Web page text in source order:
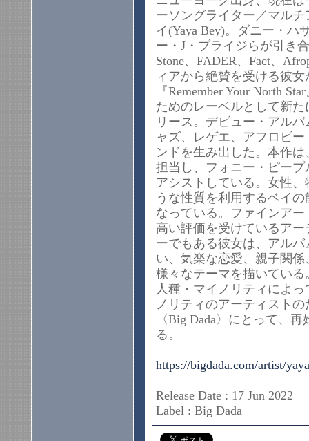
ーソングライター／マル
イ(Yaya Bey)。ダニー・ハ
ー・J・ブライジらが引き
Stone、FADER、Fact、
ィアから絶賛を受ける彼
『Remember Your North
ためのレーベルとして新
リース。デビュー・アル
ャズ、レゲエ、アフロビ
ンドを生み出した。本作
担当し、フォニー・ピープ
アシストしている。女性
うな性質を利用するベイ
なっている。ファインア
高い評価を受けているア
ーでもある彼女は、アル
い、気楽な恋愛、親子関
様々なテーマを描いてい
人種・マイノリティによ
ノリティのアーティスト
〈Big Dada〉にとって、
る。
https://bigdada.com/artist/
Release Date : 17 Jun 2022
Label : Big Dada